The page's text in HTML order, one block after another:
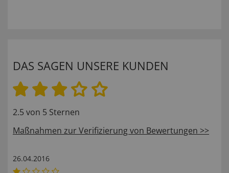
DAS SAGEN UNSERE KUNDEN
2.5 von 5 Sternen
Maßnahmen zur Verifizierung von Bewertungen >>
26.04.2016